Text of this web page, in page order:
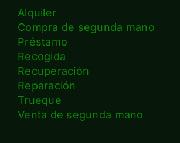
Alquiler
Compra de segunda mano
Préstamo
Recogida
Recuperación
Reparación
Trueque
Venta de segunda mano